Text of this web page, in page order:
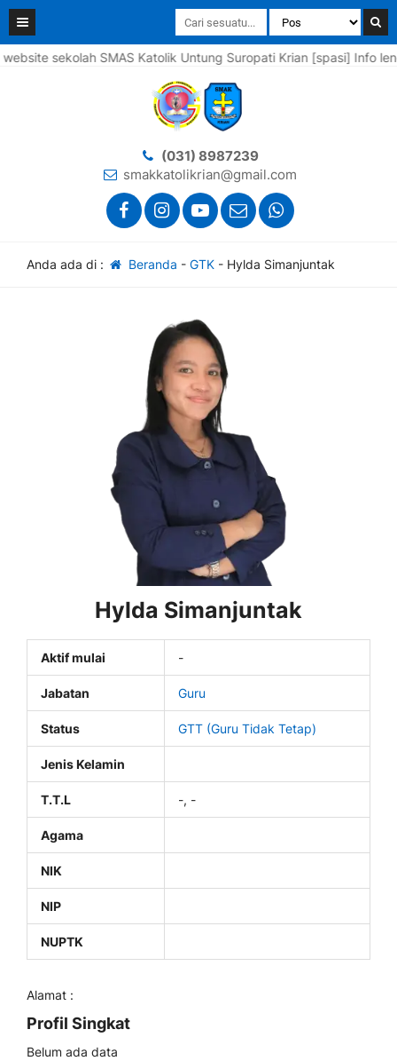
sekolah SMAS Katolik Untung Suropati Krian [spasi] Info
(031) 8987239
smakkatolikrian@gmail.com
Anda ada di : Beranda - GTK- Hylda Simanjuntak
Hylda Simanjuntak
Aktif mulai -
Jabatan Guru
Status GTT (Guru Tidak Tetap)
Jenis Kelamin
T.T.L -, -
Agama
NIK
NIP
NUPTK
Alamat :
Profil Singkat
Belum ada data